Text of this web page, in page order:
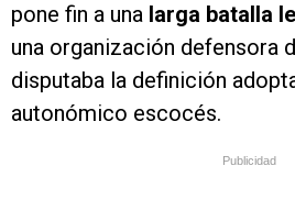
pone fin a una larga batalla
una organización defensora
disputaba la definición
autonómico escocés.
Publicidad